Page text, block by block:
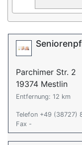
Parchimer Str. 2
19374 Mestlin
Entfernung: 12 km
Telefon +49 (38727)
Fax -